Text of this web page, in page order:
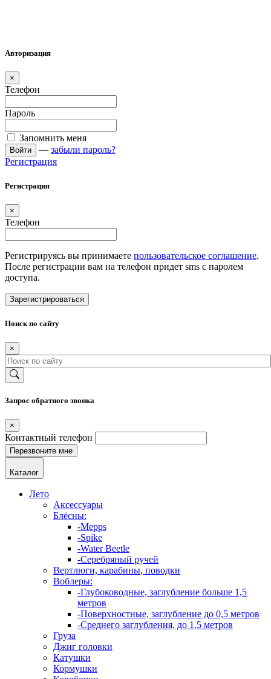
Авторизация
×
Телефон
Пароль
Запомнить меня
Войти — забыли пароль?
Регистрация
Регистрация
×
Телефон
Регистрируясь вы принимаете пользовательское соглашение.
После регистрации вам на телефон придет sms с паролем
доступа.
Зарегистрироваться
Поиск по сайту
×
Запрос обратного звонка
×
Контактный телефон
Каталог
Лето
Аксессуары
Блёсны:
-Mepps
-Spike
-Water Beetle
-Серебряный ручей
Вертлюги, карабины, поводки
Воблеры:
-Глубоководные, заглубление больше 1,5
метров
-Поверхностные, заглубление до 0,5 метров
-Среднего заглубления, до 1,5 метров
Груза
Джиг головки
Катушки
Кормушки